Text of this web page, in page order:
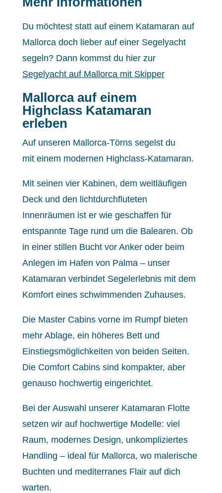
Du möchtest statt auf einem Katamaran auf
Mallorca doch lieber auf einer Segelyacht
segeln? Dann kommst du hier zur
Segelyacht auf Mallorca mit Skipper
Mallorca auf einem
Highclass Katamaran
erleben
Auf unseren Mallorca-Törns segelst du
mit einem modernen Highclass-Katamaran.
Mit seinen vier Kabinen, dem weitläufigen
Deck und den lichtdurchfluteten
Innenräumen ist er wie geschaffen für
entspannte Tage rund um die Balearen. Ob
in einer stillen Bucht vor Anker oder beim
Anlegen im Hafen von Palma – unser
Katamaran verbindet Segelerlebnis mit dem
Komfort eines schwimmenden Zuhauses.
Die Master Cabins vorne im Rumpf bieten
mehr Ablage, ein höheres Bett und
Einstiegsmöglichkeiten von beiden Seiten.
Die Comfort Cabins sind kompakter, aber
genauso hochwertig eingerichtet.
Bei der Auswahl unserer Katamaran Flotte
setzen wir auf hochwertige Modelle: viel
Raum, modernes Design, unkompliziertes
Handling – ideal für Mallorca, wo malerische
Buchten und mediterranes Flair auf dich
warten.